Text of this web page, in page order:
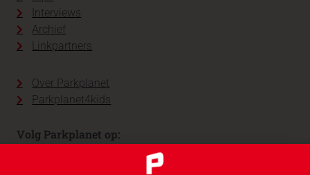
Interviews
Archief
Linkpartners
Over Parkplanet
Parkplanet4kids
Volg Parkplanet op: